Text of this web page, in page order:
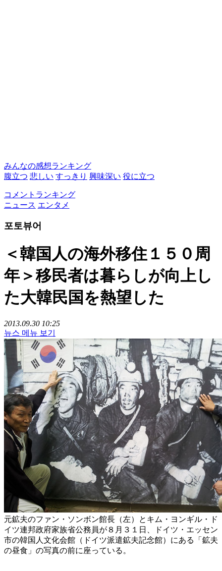
みんなの感想ランキング
腹立つ 悲しい すっきり 興味深い 役に立つ
コメントランキング
ニュース エンタメ
포토뷰어
＜韓国人の海外移住１５０周
年＞移民者は暮らしが向上し
た大韓民国を熱望した
2013.09.30 10:25
뉴스 메뉴 보기
元鉱夫のファン・ソンボン館長（左）とキム・ヨンギル・ド
イツ連邦政府家族省公務員が８月３１日、ドイツ・エッセン
市の韓国人文化会館（ドイツ派遣鉱夫記念館）にある「鉱夫
の昼食」の写真の前に座っている。